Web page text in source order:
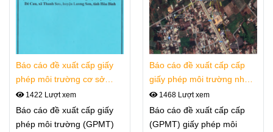
Báo cáo đề xuất cấp giấy
phép môi trường cơ sở
trang trại chăn nuôi lợn và
trồng cây ăn quả
1422 Lượt xem
Báo cáo đề xuất cấp giấy
phép môi trường (GPMT)
Báo cáo đề xuất cấp cấp
giấy phép môi trường nhà
máy sản xuất thép
1468 Lượt xem
Báo cáo đề xuất cấp cấp
(GPMT) giấy phép môi